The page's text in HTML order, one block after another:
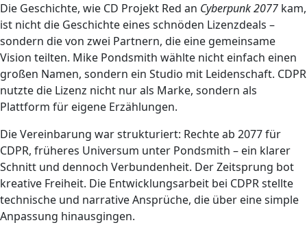
Die Geschichte, wie CD Projekt Red an Cyberpunk 2077 kam,
ist nicht die Geschichte eines schnöden Lizenzdeals –
sondern die von zwei Partnern, die eine gemeinsame
Vision teilten. Mike Pondsmith wählte nicht einfach einen
großen Namen, sondern ein Studio mit Leidenschaft. CDPR
nutzte die Lizenz nicht nur als Marke, sondern als
Plattform für eigene Erzählungen.
Die Vereinbarung war strukturiert: Rechte ab 2077 für
CDPR, früheres Universum unter Pondsmith – ein klarer
Schnitt und dennoch Verbundenheit. Der Zeitsprung bot
kreative Freiheit. Die Entwicklungsarbeit bei CDPR stellte
technische und narrative Ansprüche, die über eine simple
Anpassung hinausgingen.